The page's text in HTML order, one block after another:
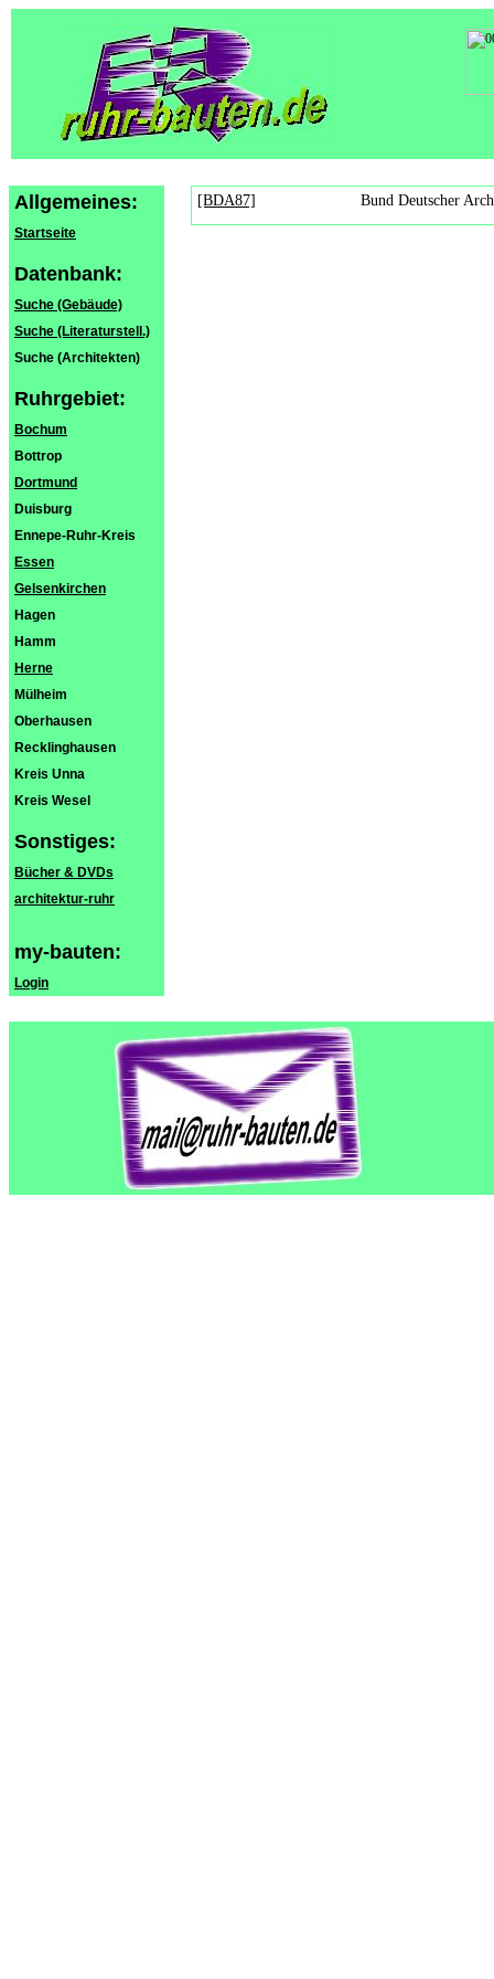
Allgemeines:
Startseite
Datenbank:
Suche (Gebäude)
Suche (Literaturstell.)
Suche (Architekten)
Ruhrgebiet:
Bochum
Bottrop
Dortmund
Duisburg
Ennepe-Ruhr-Kreis
Essen
Gelsenkirchen
Hagen
Hamm
Herne
Mülheim
Oberhausen
Recklinghausen
Kreis Unna
Kreis Wesel
Sonstiges:
Bücher & DVDs
architektur-ruhr
my-bauten:
Login
[BDA87] Bund Deutscher